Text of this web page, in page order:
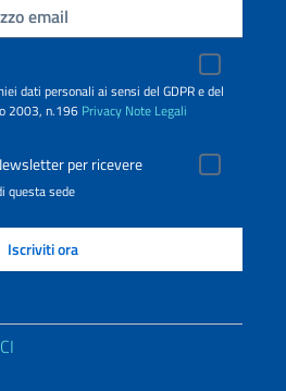
dati personali ai sensi del GDPR e del
2003, n.196 Privacy Note Legali
per ricevere
questa sede